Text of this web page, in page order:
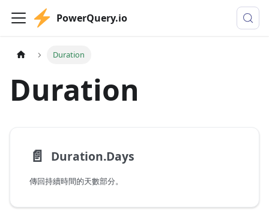
PowerQuery.io
Duration
Duration
📄️ Duration.Days
傳回持續時間的天數部分。